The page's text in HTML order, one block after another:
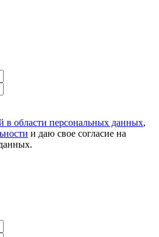
в области персональных данных,
и даю свое согласие на